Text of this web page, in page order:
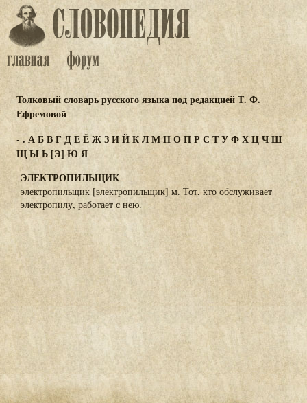
Толковый словарь русского языка под редакцией Т. Ф.
Ефремовой
- . АБВГДЕЁЖЗИЙКЛМНОПР С ТУФХЦЧШ
ЩЫЬ[Э] ЮЯ
ЭЛЕКТРОПИЛЬЩИК
электропильщик [электропильщик] м. Тот, кто обслуживает
электропилу, работает с нею.